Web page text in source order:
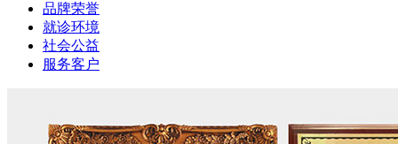
品牌荣誉
就诊环境
社会公益
服务客户